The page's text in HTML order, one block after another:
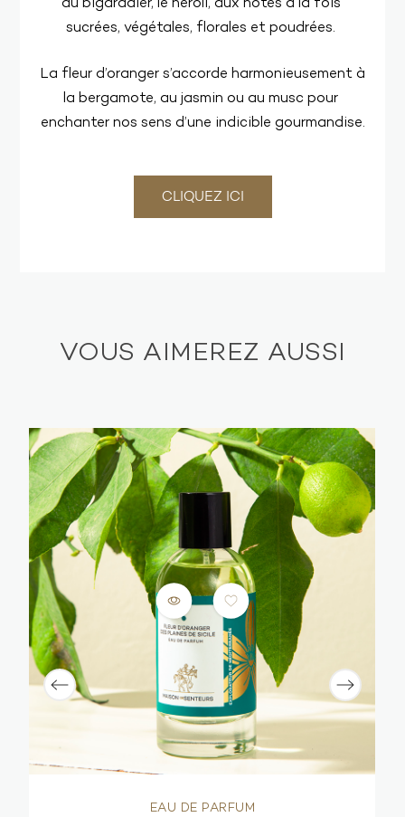
du bigaradier, le néroli, aux notes à la fois
sucrées, végétales, florales et poudrées.
La fleur d’oranger s’accorde harmonieusement à
la bergamote, au jasmin ou au musc pour
enchanter nos sens d’une indicible gourmandise.
CLIQUEZ ICI
VOUS AIMEREZ AUSSI
EAU DE PARFUM